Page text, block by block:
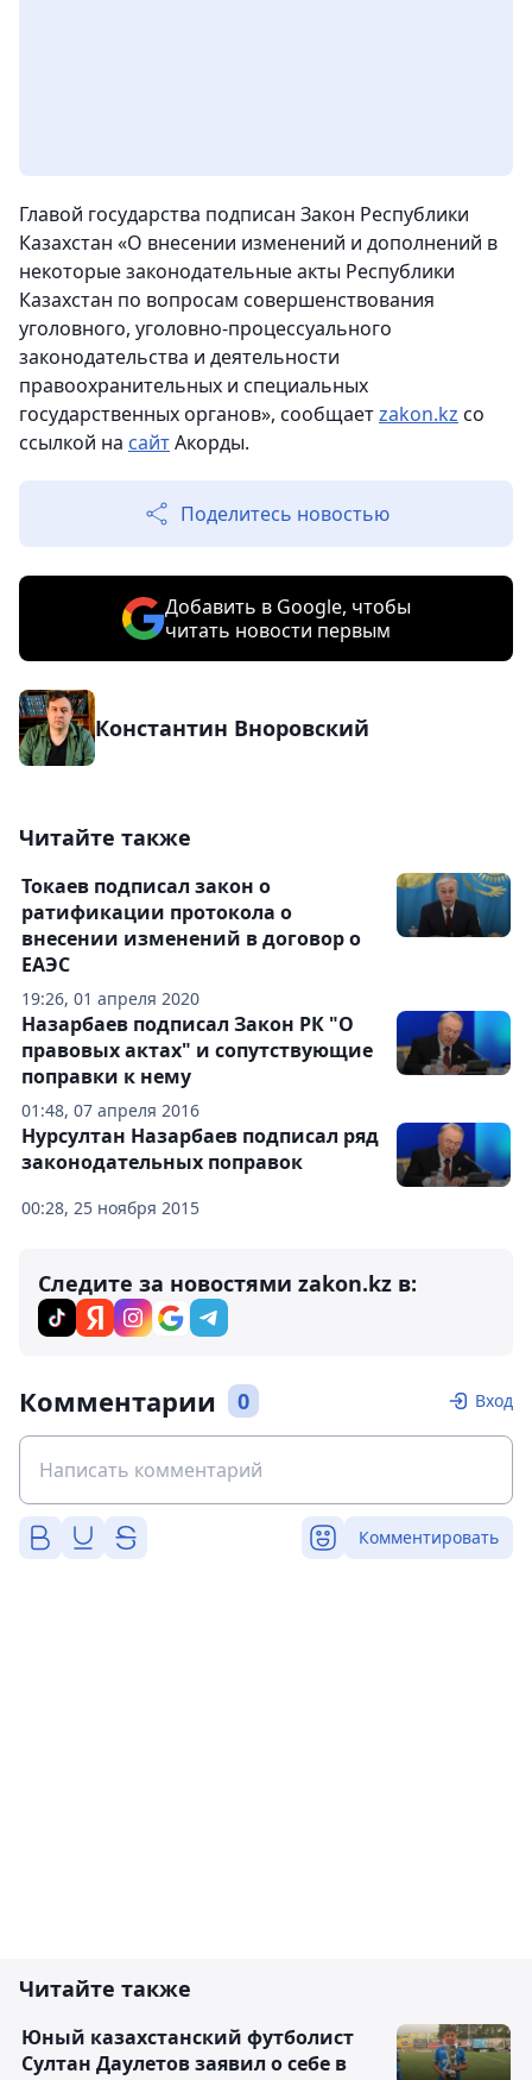
Главой государства подписан Закон Республики
Казахстан «О внесении изменений и дополнений в
некоторые законодательные акты Республики
Казахстан по вопросам совершенствования
уголовного, уголовно-процессуального
законодательства и деятельности
правоохранительных и специальных
государственных органов», сообщаетzakon.kz со
ссылкой на сайтАкорды.
Поделитесь новостью
Добавить в Google, чтобы
читать новости первым
Константин Вноровский
Читайте также
19:26, 01 апреля 2020
Токаев подписал закон о
ратификации протокола о
внесении изменений в договор о
ЕАЭС
01:48, 07 апреля 2016
Назарбаев подписал Закон РК "О
правовых актах" и сопутствующие
поправки к нему
00:28, 25 ноября 2015
Нурсултан Назарбаев подписал ряд
законодательных поправок
Следите за новостями zakon.kz в:
Комментарии 0 Вход
Комментировать
Читайте также
Юный казахстанский футболист
Султан Даулетов заявил о себе в